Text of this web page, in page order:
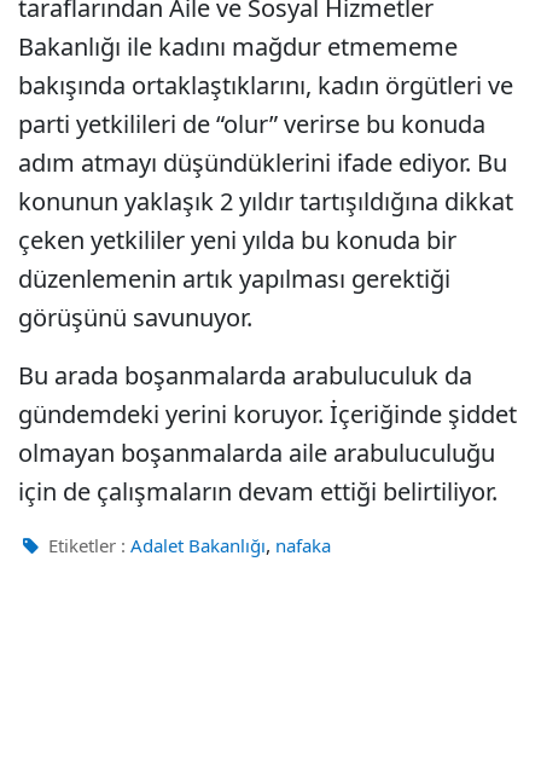
taraflarından Aile ve Sosyal Hizmetler
Bakanlığı ile kadını mağdur etmememe
bakışında ortaklaştıklarını, kadın örgütleri ve
parti yetkilileri de “olur” verirse bu konuda
adım atmayı düşündüklerini ifade ediyor. Bu
konunun yaklaşık 2 yıldır tartışıldığına dikkat
çeken yetkililer yeni yılda bu konuda bir
düzenlemenin artık yapılması gerektiği
görüşünü savunuyor.
Bu arada boşanmalarda arabuluculuk da
gündemdeki yerini koruyor. İçeriğinde şiddet
olmayan boşanmalarda aile arabuluculuğu
için de çalışmaların devam ettiği belirtiliyor.
Etiketler : Adalet Bakanlığı, nafaka